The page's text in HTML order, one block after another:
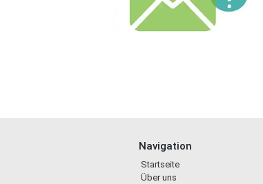
Navigation
Startseite
Über uns